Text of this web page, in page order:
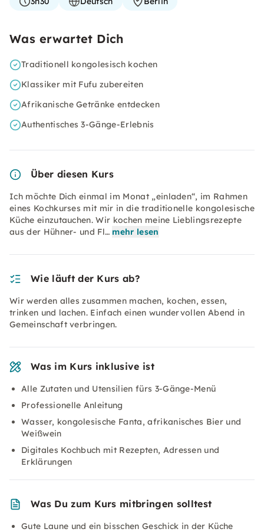
Was erwartet Dich
Traditionell kongolesisch kochen
Klassiker mit Fufu zubereiten
Afrikanische Getränke entdecken
Authentisches 3-Gänge-Erlebnis
Über diesen Kurs
Ich möchte Dich einmal im Monat „einladen“, im Rahmen
eines Kochkurses mit mir in die traditionelle kongolesische
Küche einzutauchen. Wir kochen meine Lieblingsrezepte
aus der Hühner- und Fl… mehr lesen
Wie läuft der Kurs ab?
Wir werden alles zusammen machen, kochen, essen,
trinken und lachen. Einfach einen wundervollen Abend in
Gemeinschaft verbringen.
Was im Kurs inklusive ist
Alle Zutaten und Utensilien fürs 3-Gänge-Menü
Professionelle Anleitung
Wasser, kongolesische Fanta, afrikanisches Bier und
Weißwein
Digitales Kochbuch mit Rezepten, Adressen und
Erklärungen
Was Du zum Kurs mitbringen solltest
Gute Laune und ein bisschen Geschick in der Küche